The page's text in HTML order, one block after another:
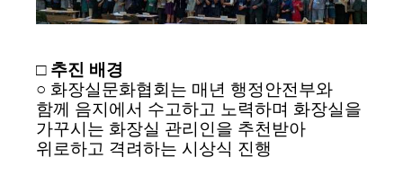
□ 추진 배경
○ 화장실문화협회는 매년 행정안전부와
함께 음지에서 수고하고 노력하며 화장실을
가꾸시는 화장실 관리인을 추천받아
위로하고 격려하는 시상식 진행